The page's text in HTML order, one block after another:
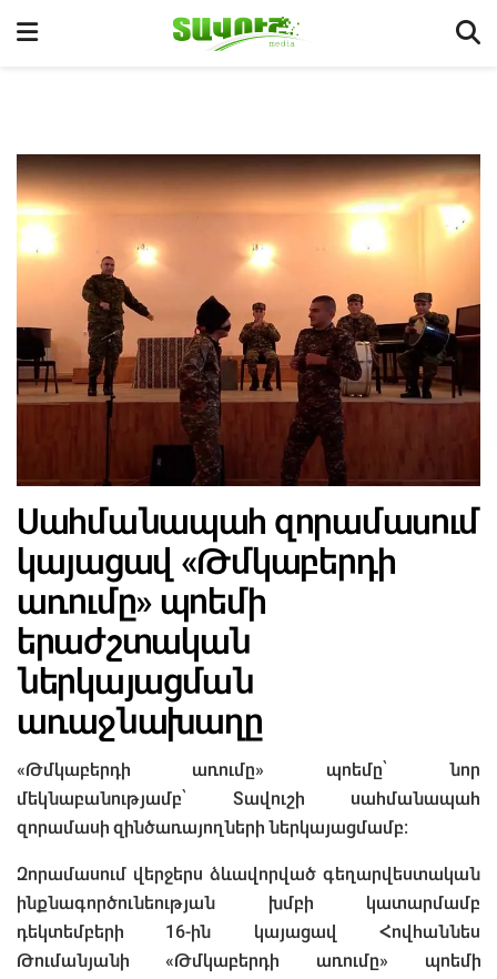
Սահմանապահ զորամասում
կայացավ «Թմկաբերդի
առումը» պոեմի
երաժշտական
ներկայացման
առաջնախաղը
«Թմկաբերդի առումը» պոեմը՝ նոր
մեկնաբանությամբ՝ Տավուշի սահմանապահ
զորամասի զինծառայողների ներկայացմամբ:
Զորամասում վերջերս ձևավորված գեղարվեստական
ինքնագործունեության խմբի կատարմամբ
դեկտեմբերի 16-ին կայացավ Հովհաննես
Թումանյանի «Թմկաբերդի առումը» պոեմի